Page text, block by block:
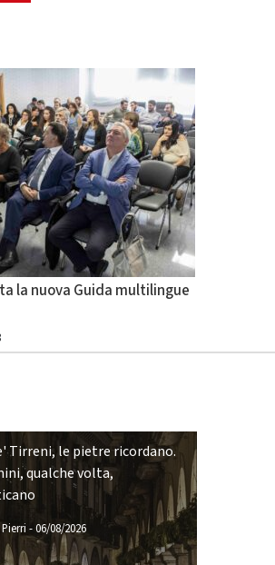
la nuova Guida multilingue
Tirreni, le pietre ricordano.
qualche volta,
-06/08/2026